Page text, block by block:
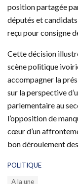
position partagée
députés et
reçu pour consigne
Cette décision
scène politique
accompagner la
sur la perspective
parlementaire au
l’opposition de
cœur d’un
bon déroulement
C
POLITIQUE
A la une